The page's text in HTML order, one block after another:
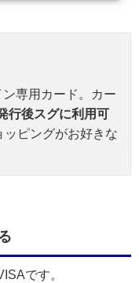
専用カード。カー
行後スグに利用可
ピングがお好きな
です。